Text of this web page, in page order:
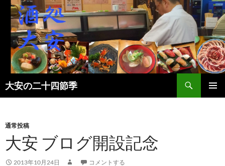
大安の二十四節季
検
索
ン
へ
通常投稿
大安 ブログ開設記念
2013年10月24日 コメントする